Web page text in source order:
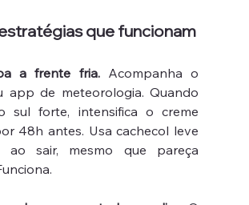
que funcionam
a frente fria. Acompanha o
app de meteorologia. Quando
sul forte, intensifica o creme
48h antes. Usa cachecol leve
sair, mesmo que pareça